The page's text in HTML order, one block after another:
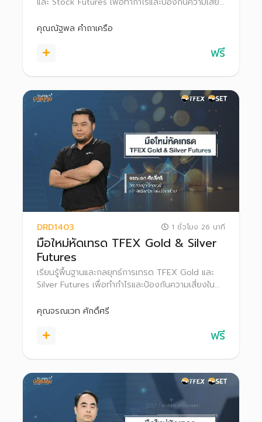
คุณณัฐพล คำถาเครือ
ฟรี
DRD1403 1 ชั่วโมง 26 นาที
มือใหม่หัดเทรด TFEX Gold & Silver
Futures
เรียนรู้พื้นฐานและกลยุทธ์การเทรด TFEX Gold และ
Silver Futures เพื่อทำกำไรและป้องกันความเสี่ยงใน
คุณจรณเวท ศักดิ์ศรี
ฟรี